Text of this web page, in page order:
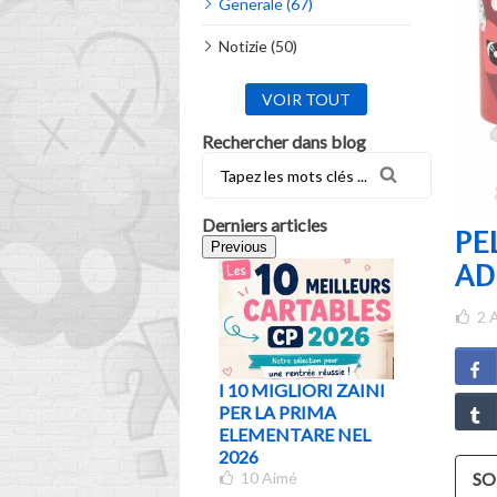
Generale (67)
Notizie (50)
VOIR TOUT
Rechercher dans blog
Derniers articles
Previous
I 10 MIGLIORI ZAINI
PER LA PRIMA
ELEMENTARE NEL
2026
10 Aimé
QUALE
2